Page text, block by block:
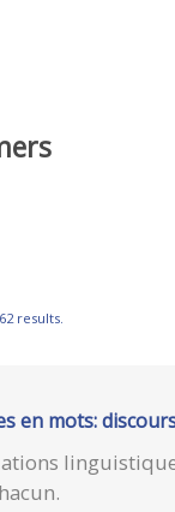
results.
en mots: